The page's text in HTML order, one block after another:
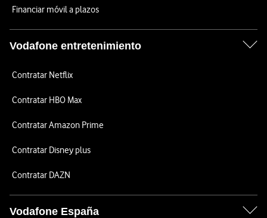
Financiar móvil a plazos
Vodafone entretenimiento
Contratar Netflix
Contratar HBO Max
Contratar Amazon Prime
Contratar Disney plus
Contratar DAZN
Vodafone España